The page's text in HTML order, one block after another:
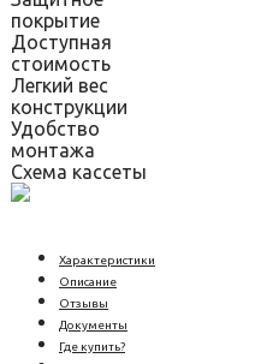
покрытие
Доступная
стоимость
Легкий вес
конструкции
Удобство
монтажа
Схема кассеты
Характеристики
Описание
Отзывы
Документы
Где купить?